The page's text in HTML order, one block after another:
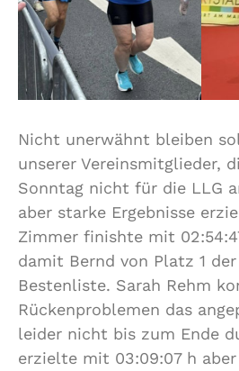
Nicht unerwähnt bleiben
unserer Vereinsmitglieder,
Sonntag nicht für die LLG
aber starke Ergebnisse
Zimmer finishte mit
damit Bernd von Platz 1
Bestenliste. Sarah Rehm
Rückenproblemen das
leider nicht bis zum Ende
erzielte mit 03:09:07 h